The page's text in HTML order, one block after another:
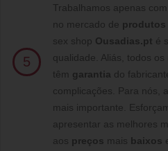
5
Trabalhamos apenas
no mercado de
sex shop Ousadias.pt é
qualidade. Aliás, todos os
têm garantia do
complicações. Para nós,
mais importante.
apresentar as melhores
aos preços mais baixos